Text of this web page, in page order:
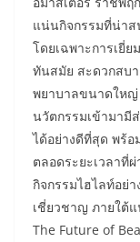
แน่นกิจกรรมที่น่าส
โดยเฉพาะการเยี่
ทันสมัย สะดวกสบ
พยาบาลขนาดใหญ่
นวัตกรรมเข้ามามี
ได้อย่างดีที่สุด พร้
ตลอดระยะเวลาที่
กิจกรรมไฮไลท์อย่
เชี่ยวชาญ ภายใต้
The Future of